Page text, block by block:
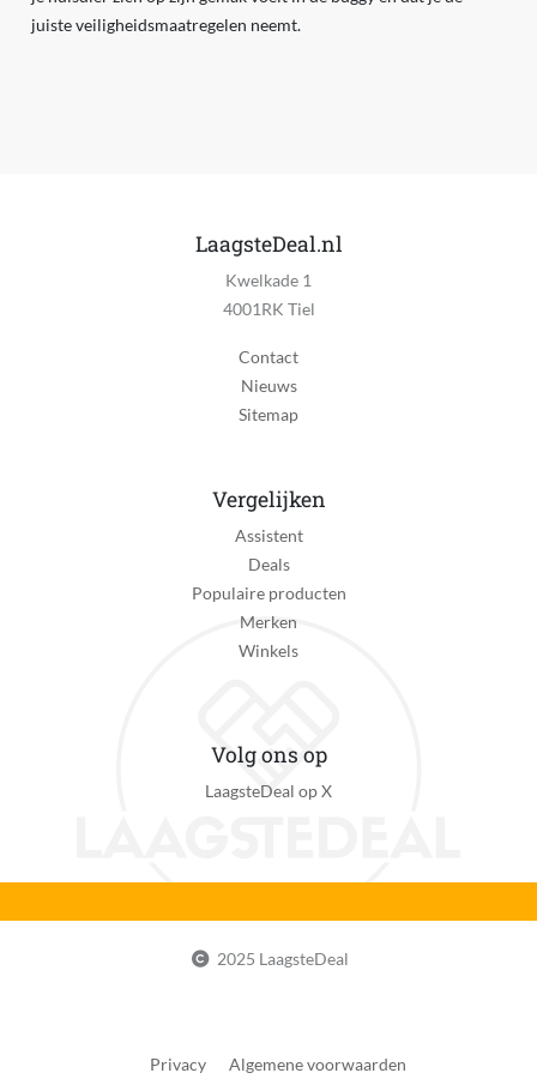
juiste veiligheidsmaatregelen neemt.
LaagsteDeal.nl
Kwelkade 1
4001RK Tiel
Contact
Nieuws
Sitemap
Vergelijken
Assistent
Deals
Populaire producten
Merken
Winkels
Volg ons op
LaagsteDeal op X
2025 LaagsteDeal
Privacy Algemene voorwaarden